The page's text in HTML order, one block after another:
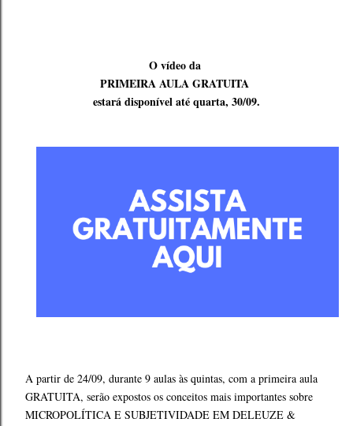
O vídeo da
PRIMEIRA AULA GRATUITA
estará disponível até quarta, 30/09.
A partir de 24/09, durante 9 aulas às quintas, com a primeira aula
GRATUITA, serão expostos os conceitos mais importantes sobre
MICROPOLÍTICA E SUBJETIVIDADE EM DELEUZE &